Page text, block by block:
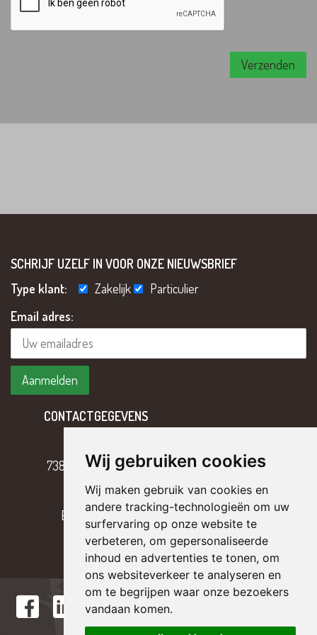
Wij gebruiken cookies
Wij maken gebruik van cookies en
andere tracking-technologieën om uw
surfervaring op onze website te
verbeteren, om gepersonaliseerde
inhoud en advertenties te tonen, om
ons websiteverkeer te analyseren en
om te begrijpen waar onze bezoekers
vandaan komen.
SCHRIJF UZELF IN VOOR ONZE NIEUWSBRIEF
Type klant:
Zakelijk
Particulier
Email adres:
CONTACTGEGEVENS
7382 BH Klarenbeek
055 – 301 17 43
E
info@tterriele.nl